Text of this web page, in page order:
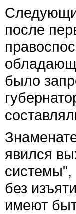
после
было
явился
системы",
без
имеют